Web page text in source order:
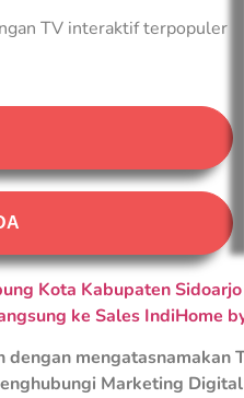
TV interaktif terpopuler
Kota Kabupaten
ke Sales IndiHome
Marketing